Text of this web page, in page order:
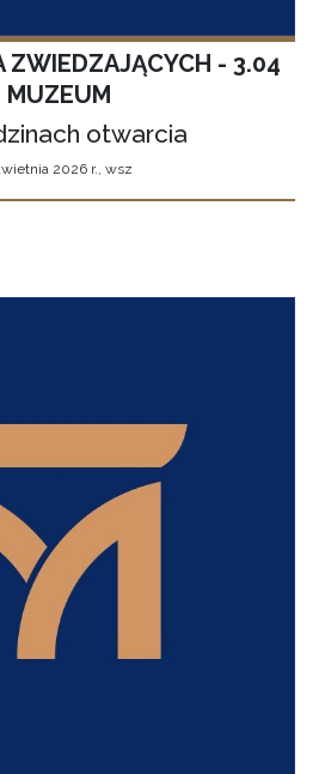
ZWIEDZAJĄCYCH - 3.04
MUZEUM
otwarcia
2026 r., wsz